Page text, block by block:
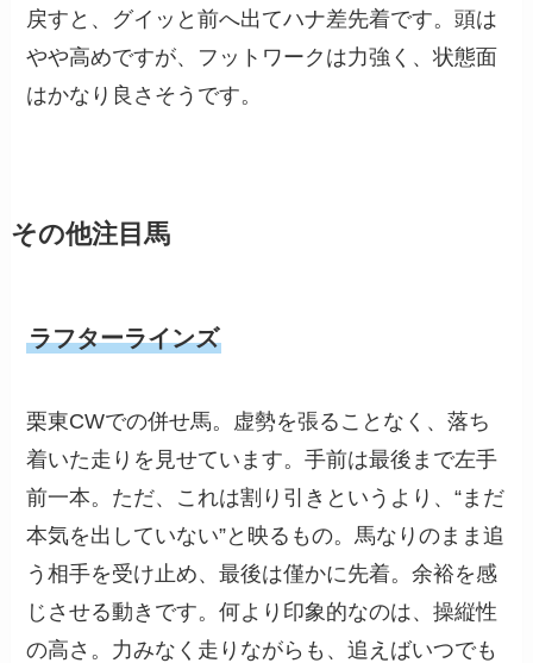
戻すと、グイッと前へ出てハナ差先着です。頭は
やや高めですが、フットワークは力強く、状態面
はかなり良さそうです。
その他注目馬
ラフターラインズ
栗東CWでの併せ馬。虚勢を張ることなく、落ち
着いた走りを見せています。手前は最後まで左手
前一本。ただ、これは割り引きというより、“まだ
本気を出していない”と映るもの。馬なりのまま追
う相手を受け止め、最後は僅かに先着。余裕を感
じさせる動きです。何より印象的なのは、操縦性
の高さ。力みなく走りながらも、追えばいつでも